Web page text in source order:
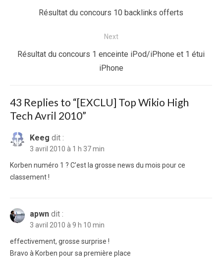
Previous
Résultat du concours 10 backlinks offerts
Next
Next
Résultat du concours 1 enceinte iPod/iPhone et 1 étui
iPhone
43 Replies to “[EXCLU] Top Wikio High
Tech Avril 2010”
Keeg dit :
3 avril 2010 à 1 h 37 min
Korben numéro 1 ? C’est la grosse news du mois pour ce
classement !
apwn dit :
3 avril 2010 à 9 h 10 min
effectivement, grosse surprise !
Bravo à Korben pour sa première place